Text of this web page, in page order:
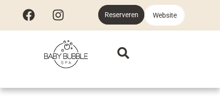
Reserveren Website